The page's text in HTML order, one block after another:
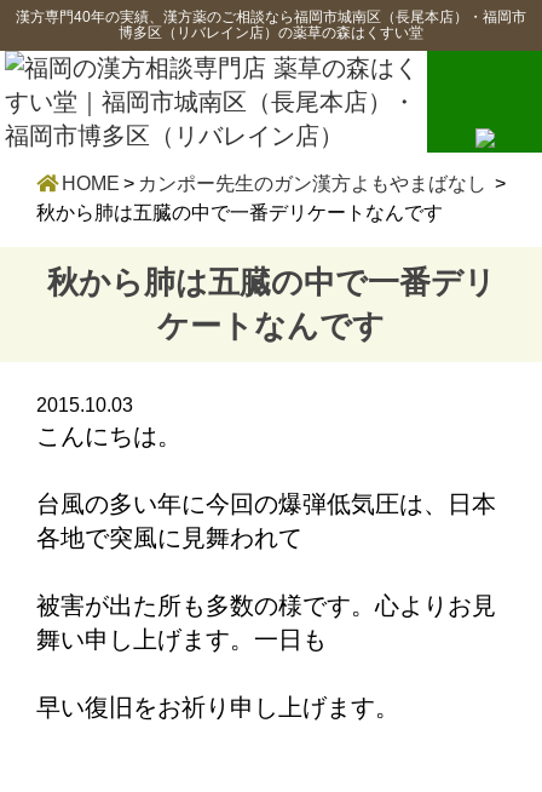
漢方専門40年の実績、漢方薬のご相談なら福岡市城南区（長尾本店）・福岡市
博多区（リバレイン店）の薬草の森はくすい堂
HOME > カンポー先生のガン漢方よもやまばなし >
秋から肺は五臓の中で一番デリケートなんです
秋から肺は五臓の中で一番デリ
ケートなんです
2015.10.03
こんにちは。
台風の多い年に今回の爆弾低気圧は、日本
各地で突風に見舞われて
被害が出た所も多数の様です。心よりお見
舞い申し上げます。一日も
早い復旧をお祈り申し上げます。